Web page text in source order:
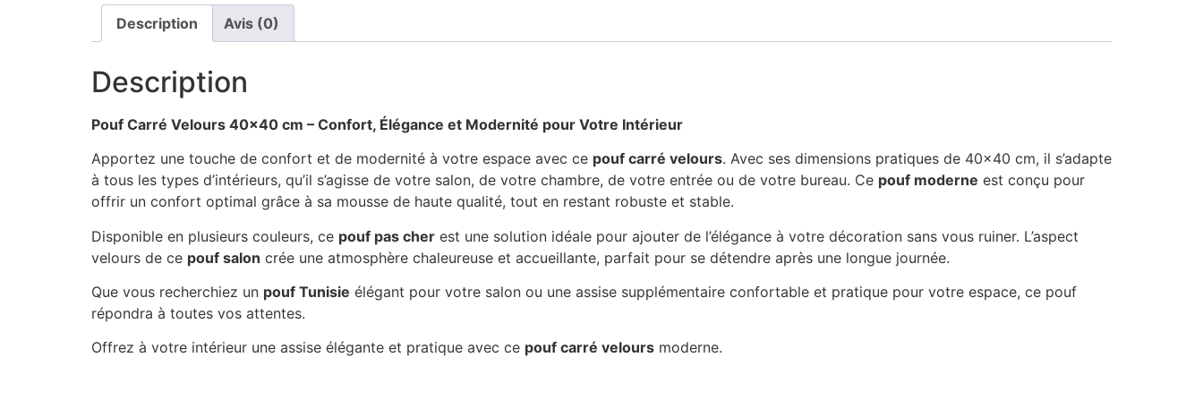
Description Avis (0)
Description
Pouf Carré Velours 40×40 cm – Confort, Élégance et Modernité pour Votre Intérieur
Apportez une touche de confort et de modernité à votre espace avec ce pouf carré velours. Avec ses dimensions pratiques de 40×40 cm, il s’adapte
à tous les types d’intérieurs, qu’il s’agisse de votre salon, de votre chambre, de votre entrée ou de votre bureau. Ce pouf moderne est conçu pour
offrir un confort optimal grâce à sa mousse de haute qualité, tout en restant robuste et stable.
Disponible en plusieurs couleurs, ce pouf pas cher est une solution idéale pour ajouter de l’élégance à votre décoration sans vous ruiner. L’aspect
velours de ce pouf salon crée une atmosphère chaleureuse et accueillante, parfait pour se détendre après une longue journée.
Que vous recherchiez un pouf Tunisie élégant pour votre salon ou une assise supplémentaire confortable et pratique pour votre espace, ce pouf
répondra à toutes vos attentes.
Offrez à votre intérieur une assise élégante et pratique avec ce pouf carré velours moderne.